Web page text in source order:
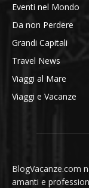
Eventi nel Mondo
Da non Perdere
Grandi Capitali
Travel News
Viaggi al Mare
Viaggi e Vacanze
BlogVacanze.com
amanti e